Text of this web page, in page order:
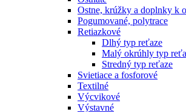
Ostne, krúžky a doplnky k
Pogumované, polytrace
Retiazkové
Dlhý typ reťaze
Malý okrúhly typ
Stredný typ reťaze
Svietiace a fosforové
Textilné
Výcvikové
Výstavné